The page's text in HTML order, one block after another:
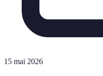
15 mai 2026